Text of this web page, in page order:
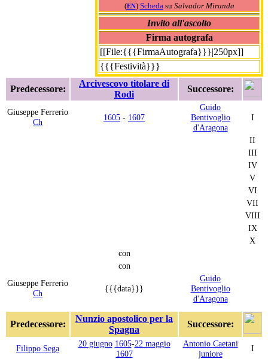
(EN) Scheda su Salvador Miranda
Invito all'ascolto
Firma autografa
[[File:{{{FirmaAutografa}}}|250px]]
{{{Festività}}}
Predecessore:
Arcivescovo titolare di
Rodi
Successore:
Giuseppe Ferrerio
Ch
1605 - 1607
Guido
Bentivoglio
d'Aragona
I
II
III
IV
V
VI
VII
VIII
IX
X
con
con
Giuseppe Ferrerio
Ch
{{{data}}}
Guido
Bentivoglio
d'Aragona
Predecessore:
Nunzio apostolico per la
Spagna
Successore:
Filippo Sega 20 giugno 1605-22 maggio
1607
Antonio Caetani
juniore
I